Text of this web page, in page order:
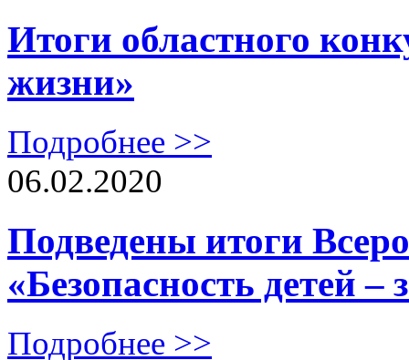
Итоги областного
жизни»
Подробнее >>
06.02.2020
Подведены итоги
«Безопасность детей –
Подробнее >>